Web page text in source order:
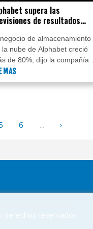
supera las
de resultados
de almacenamiento
la nube de Alphabet creció
de 80%, dijo la compañía el
lo que superó con
las expectativas de los
MAS
6 ... ›
reservados